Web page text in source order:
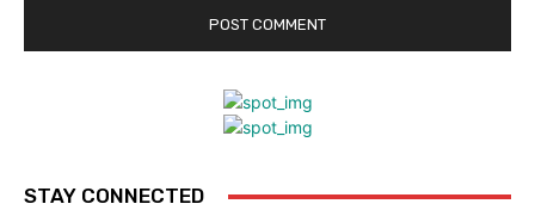
STAY CONNECTED